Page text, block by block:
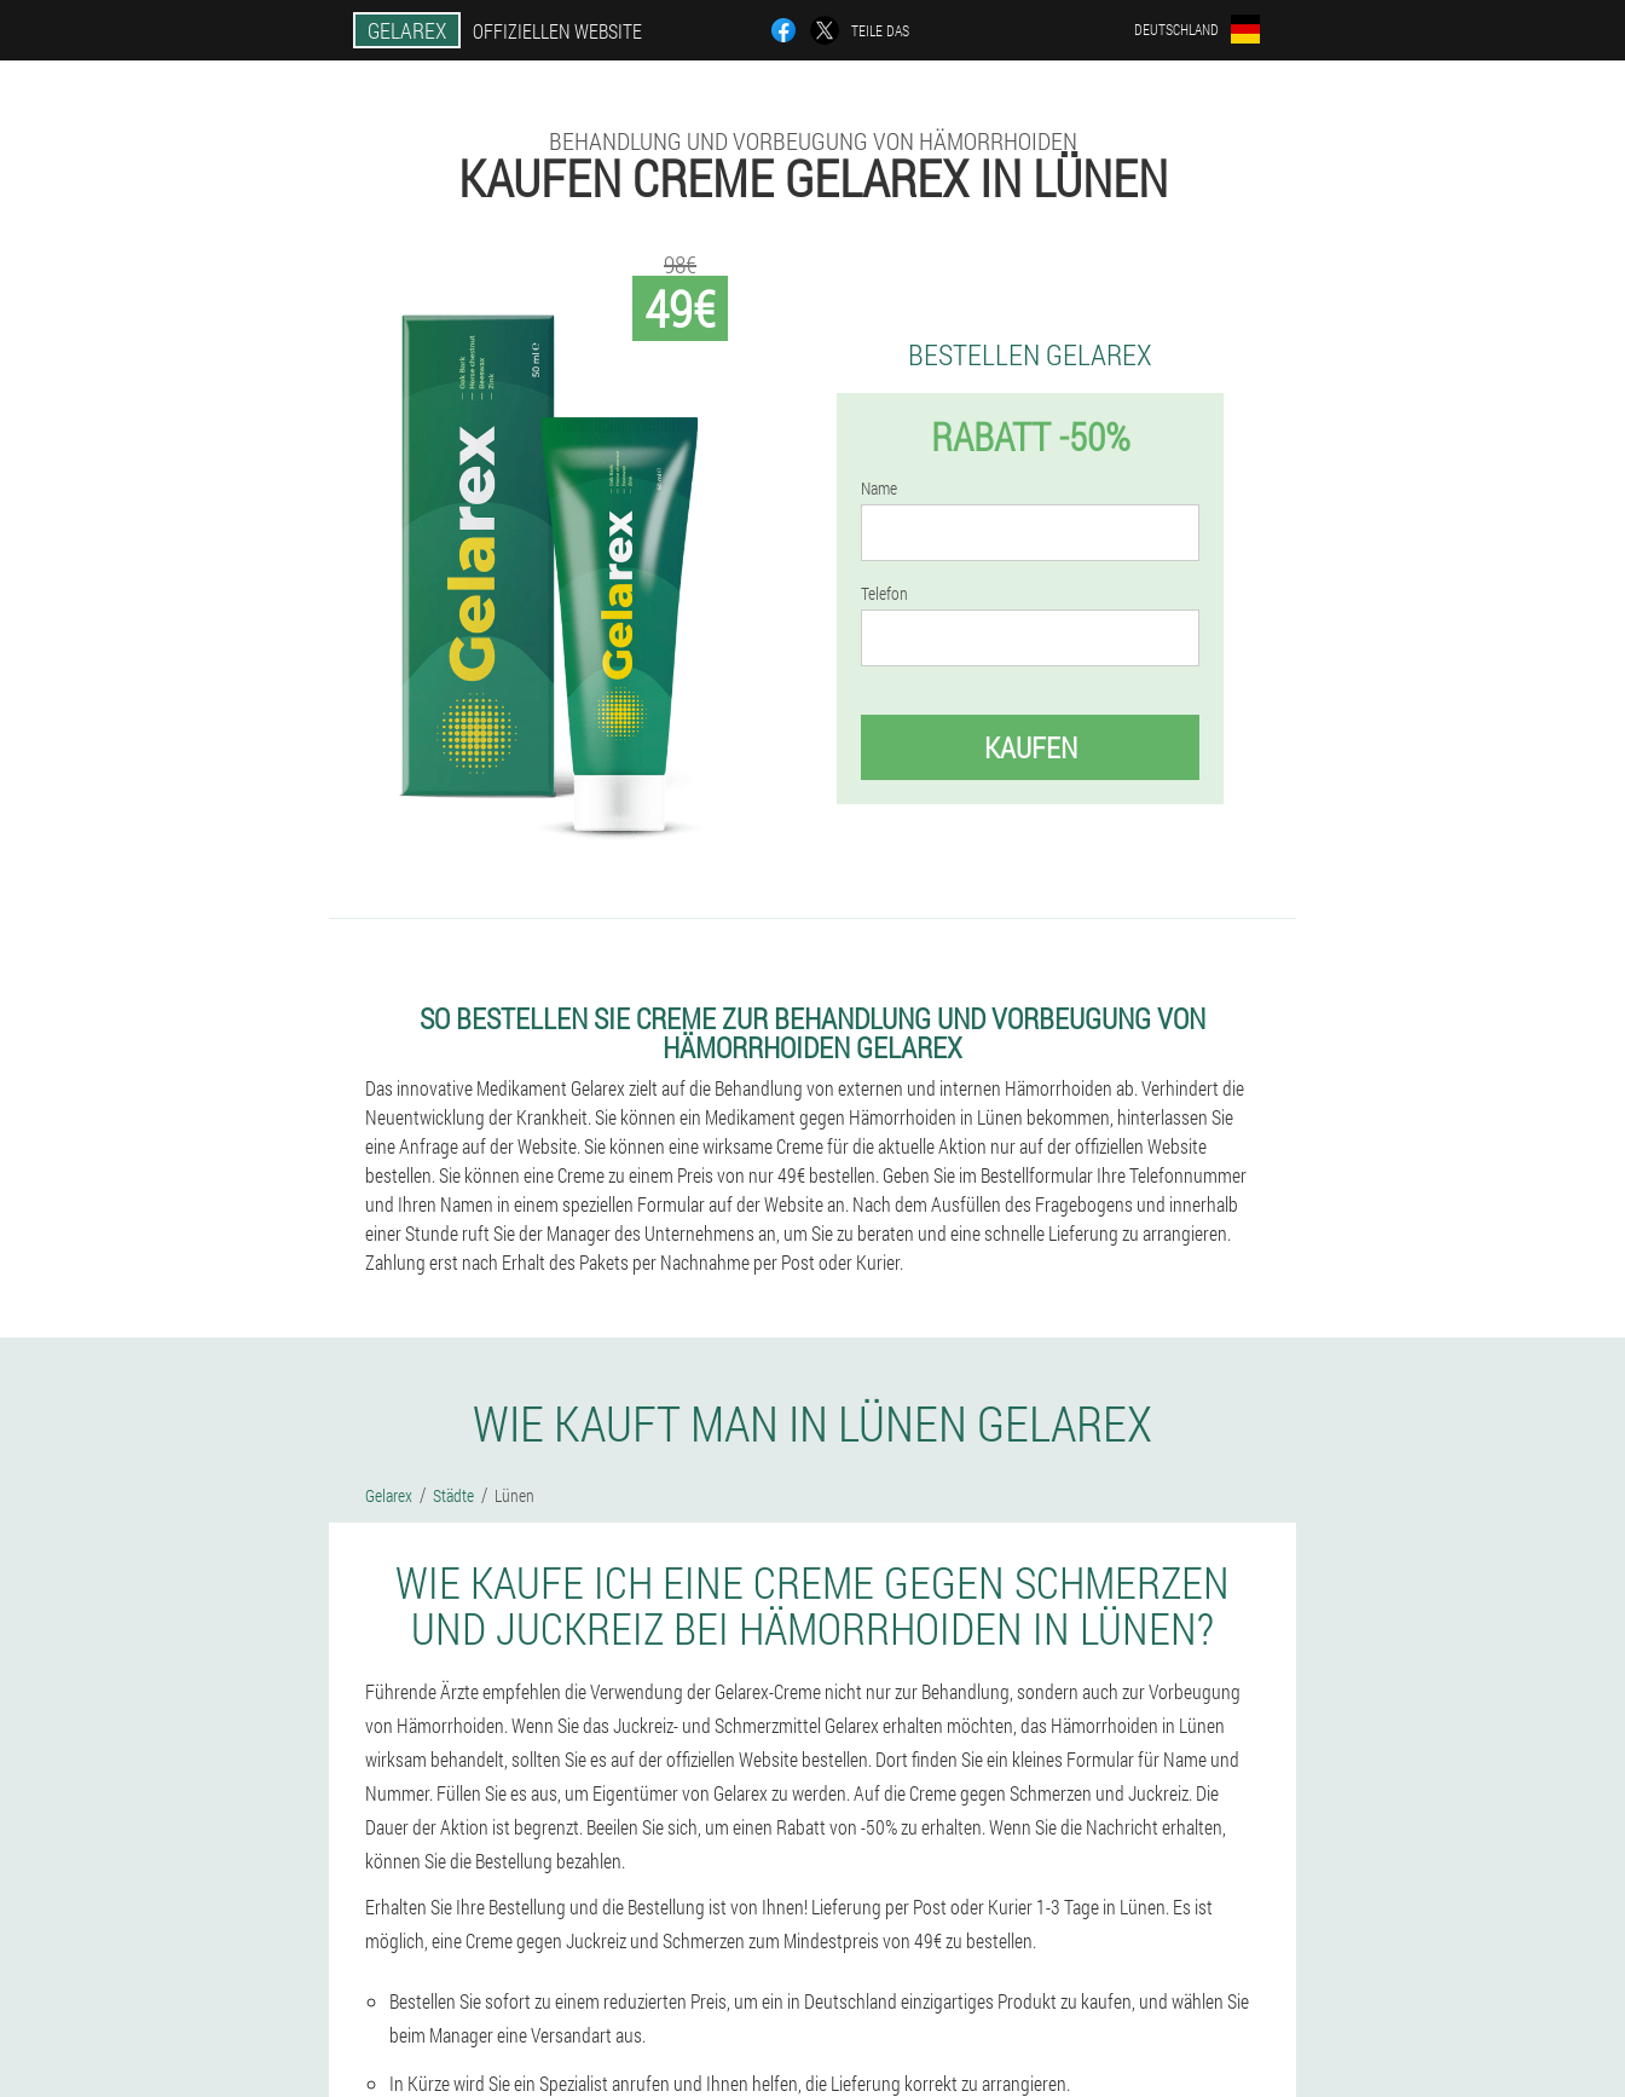
GELAREX OFFIZIELLEN WEBSITE TEILE DAS DEUTSCHLAND
BEHANDLUNG UND VORBEUGUNG VON HÄMORRHOIDEN
KAUFEN CREME GELAREX IN LÜNEN
49€
98€
BESTELLEN GELAREX
RABATT -50%
Name
Telefon
KAUFEN
SO BESTELLEN SIE CREME ZUR BEHANDLUNG UND VORBEUGUNG VON
HÄMORRHOIDEN GELAREX
Das innovative Medikament Gelarex zielt auf die Behandlung von externen und internen Hämorrhoiden ab. Verhindert die
Neuentwicklung der Krankheit. Sie können ein Medikament gegen Hämorrhoiden in Lünen bekommen, hinterlassen Sie
eine Anfrage auf der Website. Sie können eine wirksame Creme für die aktuelle Aktion nur auf der offiziellen Website
bestellen. Sie können eine Creme zu einem Preis von nur 49€ bestellen. Geben Sie im Bestellformular Ihre Telefonnummer
und Ihren Namen in einem speziellen Formular auf der Website an. Nach dem Ausfüllen des Fragebogens und innerhalb
einer Stunde ruft Sie der Manager des Unternehmens an, um Sie zu beraten und eine schnelle Lieferung zu arrangieren.
Zahlung erst nach Erhalt des Pakets per Nachnahme per Post oder Kurier.
WIE KAUFT MAN IN LÜNEN GELAREX
Gelarex Städte Lünen
WIE KAUFE ICH EINE CREME GEGEN SCHMERZEN
UND JUCKREIZ BEI HÄMORRHOIDEN IN LÜNEN?
Führende Ärzte empfehlen die Verwendung der Gelarex-Creme nicht nur zur Behandlung, sondern auch zur Vorbeugung
von Hämorrhoiden. Wenn Sie das Juckreiz- und Schmerzmittel Gelarex erhalten möchten, das Hämorrhoiden in Lünen
wirksam behandelt, sollten Sie es auf der offiziellen Website bestellen. Dort finden Sie ein kleines Formular für Name und
Nummer. Füllen Sie es aus, um Eigentümer von Gelarex zu werden. Auf die Creme gegen Schmerzen und Juckreiz. Die
Dauer der Aktion ist begrenzt. Beeilen Sie sich, um einen Rabatt von -50% zu erhalten. Wenn Sie die Nachricht erhalten,
können Sie die Bestellung bezahlen.
Erhalten Sie Ihre Bestellung und die Bestellung ist von Ihnen! Lieferung per Post oder Kurier 1-3 Tage in Lünen. Es ist
möglich, eine Creme gegen Juckreiz und Schmerzen zum Mindestpreis von 49€ zu bestellen.
Bestellen Sie sofort zu einem reduzierten Preis, um ein in Deutschland einzigartiges Produkt zu kaufen, und wählen Sie
beim Manager eine Versandart aus.
In Kürze wird Sie ein Spezialist anrufen und Ihnen helfen, die Lieferung korrekt zu arrangieren.